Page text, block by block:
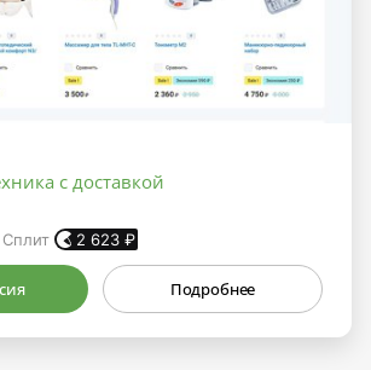
с доставкой
2 623₽
Подробнее